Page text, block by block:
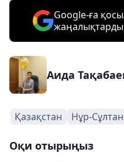
Google-ға
Аида
Қазақстан Нұр-Сұлтан
Оқи отырыңыз